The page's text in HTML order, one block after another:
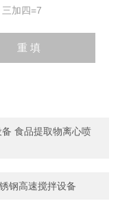
加四=7
食品提取物离心喷
钢高速搅拌设备